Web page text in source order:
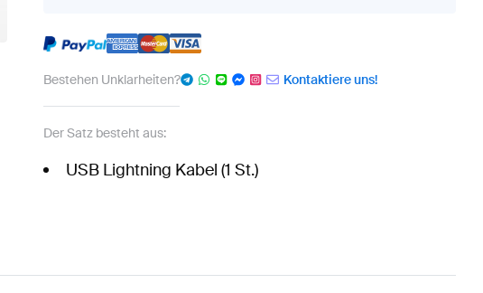
Bestehen Unklarheiten? Kontaktiere uns!
Der Satz besteht aus:
USB Lightning Kabel (1 St.)